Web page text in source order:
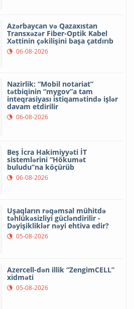
Azərbaycan və Qazaxıstan
Transxəzər Fiber-Optik Kabel
Xəttinin çəkilişini başa çatdırıb
06-08-2026
Nazirlik: “Mobil notariat”
tətbiqinin “mygov”a tam
inteqrasiyası istiqamətində işlər
davam etdirilir
06-08-2026
Beş İcra Hakimiyyəti İT
sistemlərini “Hökumət
buludu”na köçürüb
06-08-2026
Uşaqların rəqəmsal mühitdə
təhlükəsizliyi gücləndirilir -
Dəyişikliklər nəyi ehtiva edir?
05-08-2026
Azercell-dən illik “ZengimCELL”
xidməti
05-08-2026